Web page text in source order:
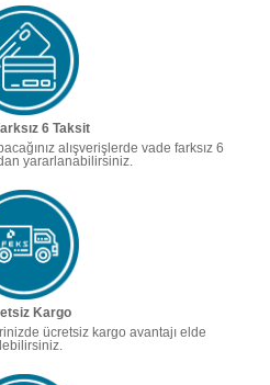
6 Taksit
alışverişlerde vade farksız 6
yararlanabilirsiniz.
Kargo
ücretsiz kargo avantajı elde